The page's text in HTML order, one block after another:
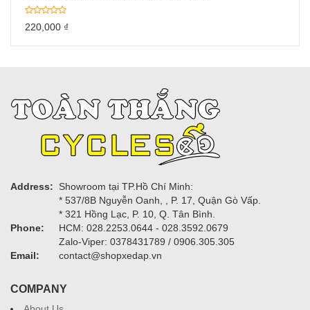
220,000 ₫
Address:
Showroom tại TP.Hồ Chí Minh:
* 537/8B Nguyễn Oanh, , P. 17, Quận Gò Vấp.
* 321 Hồng Lạc, P. 10, Q. Tân Bình.
Phone:
HCM: 028.2253.0644 - 028.3592.0679
Zalo-Viper: 0378431789 / 0906.305.305
Email:
contact@shopxedap.vn
COMPANY